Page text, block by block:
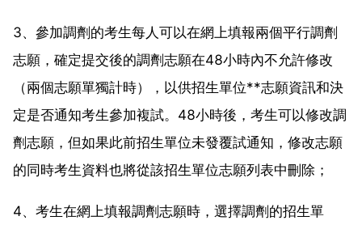
3、參加調劑的考生每人可以在網上填報兩個平行調劑
志願，確定提交後的調劑志願在48小時內不允許修改
（兩個志願單獨計時），以供招生單位**志願資訊和決
定是否通知考生參加複試。48小時後，考生可以修改調
劑志願，但如果此前招生單位未發覆試通知，修改志願
的同時考生資料也將從該招生單位志願列表中刪除；
4、考生在網上填報調劑志願時，選擇調劑的招生單